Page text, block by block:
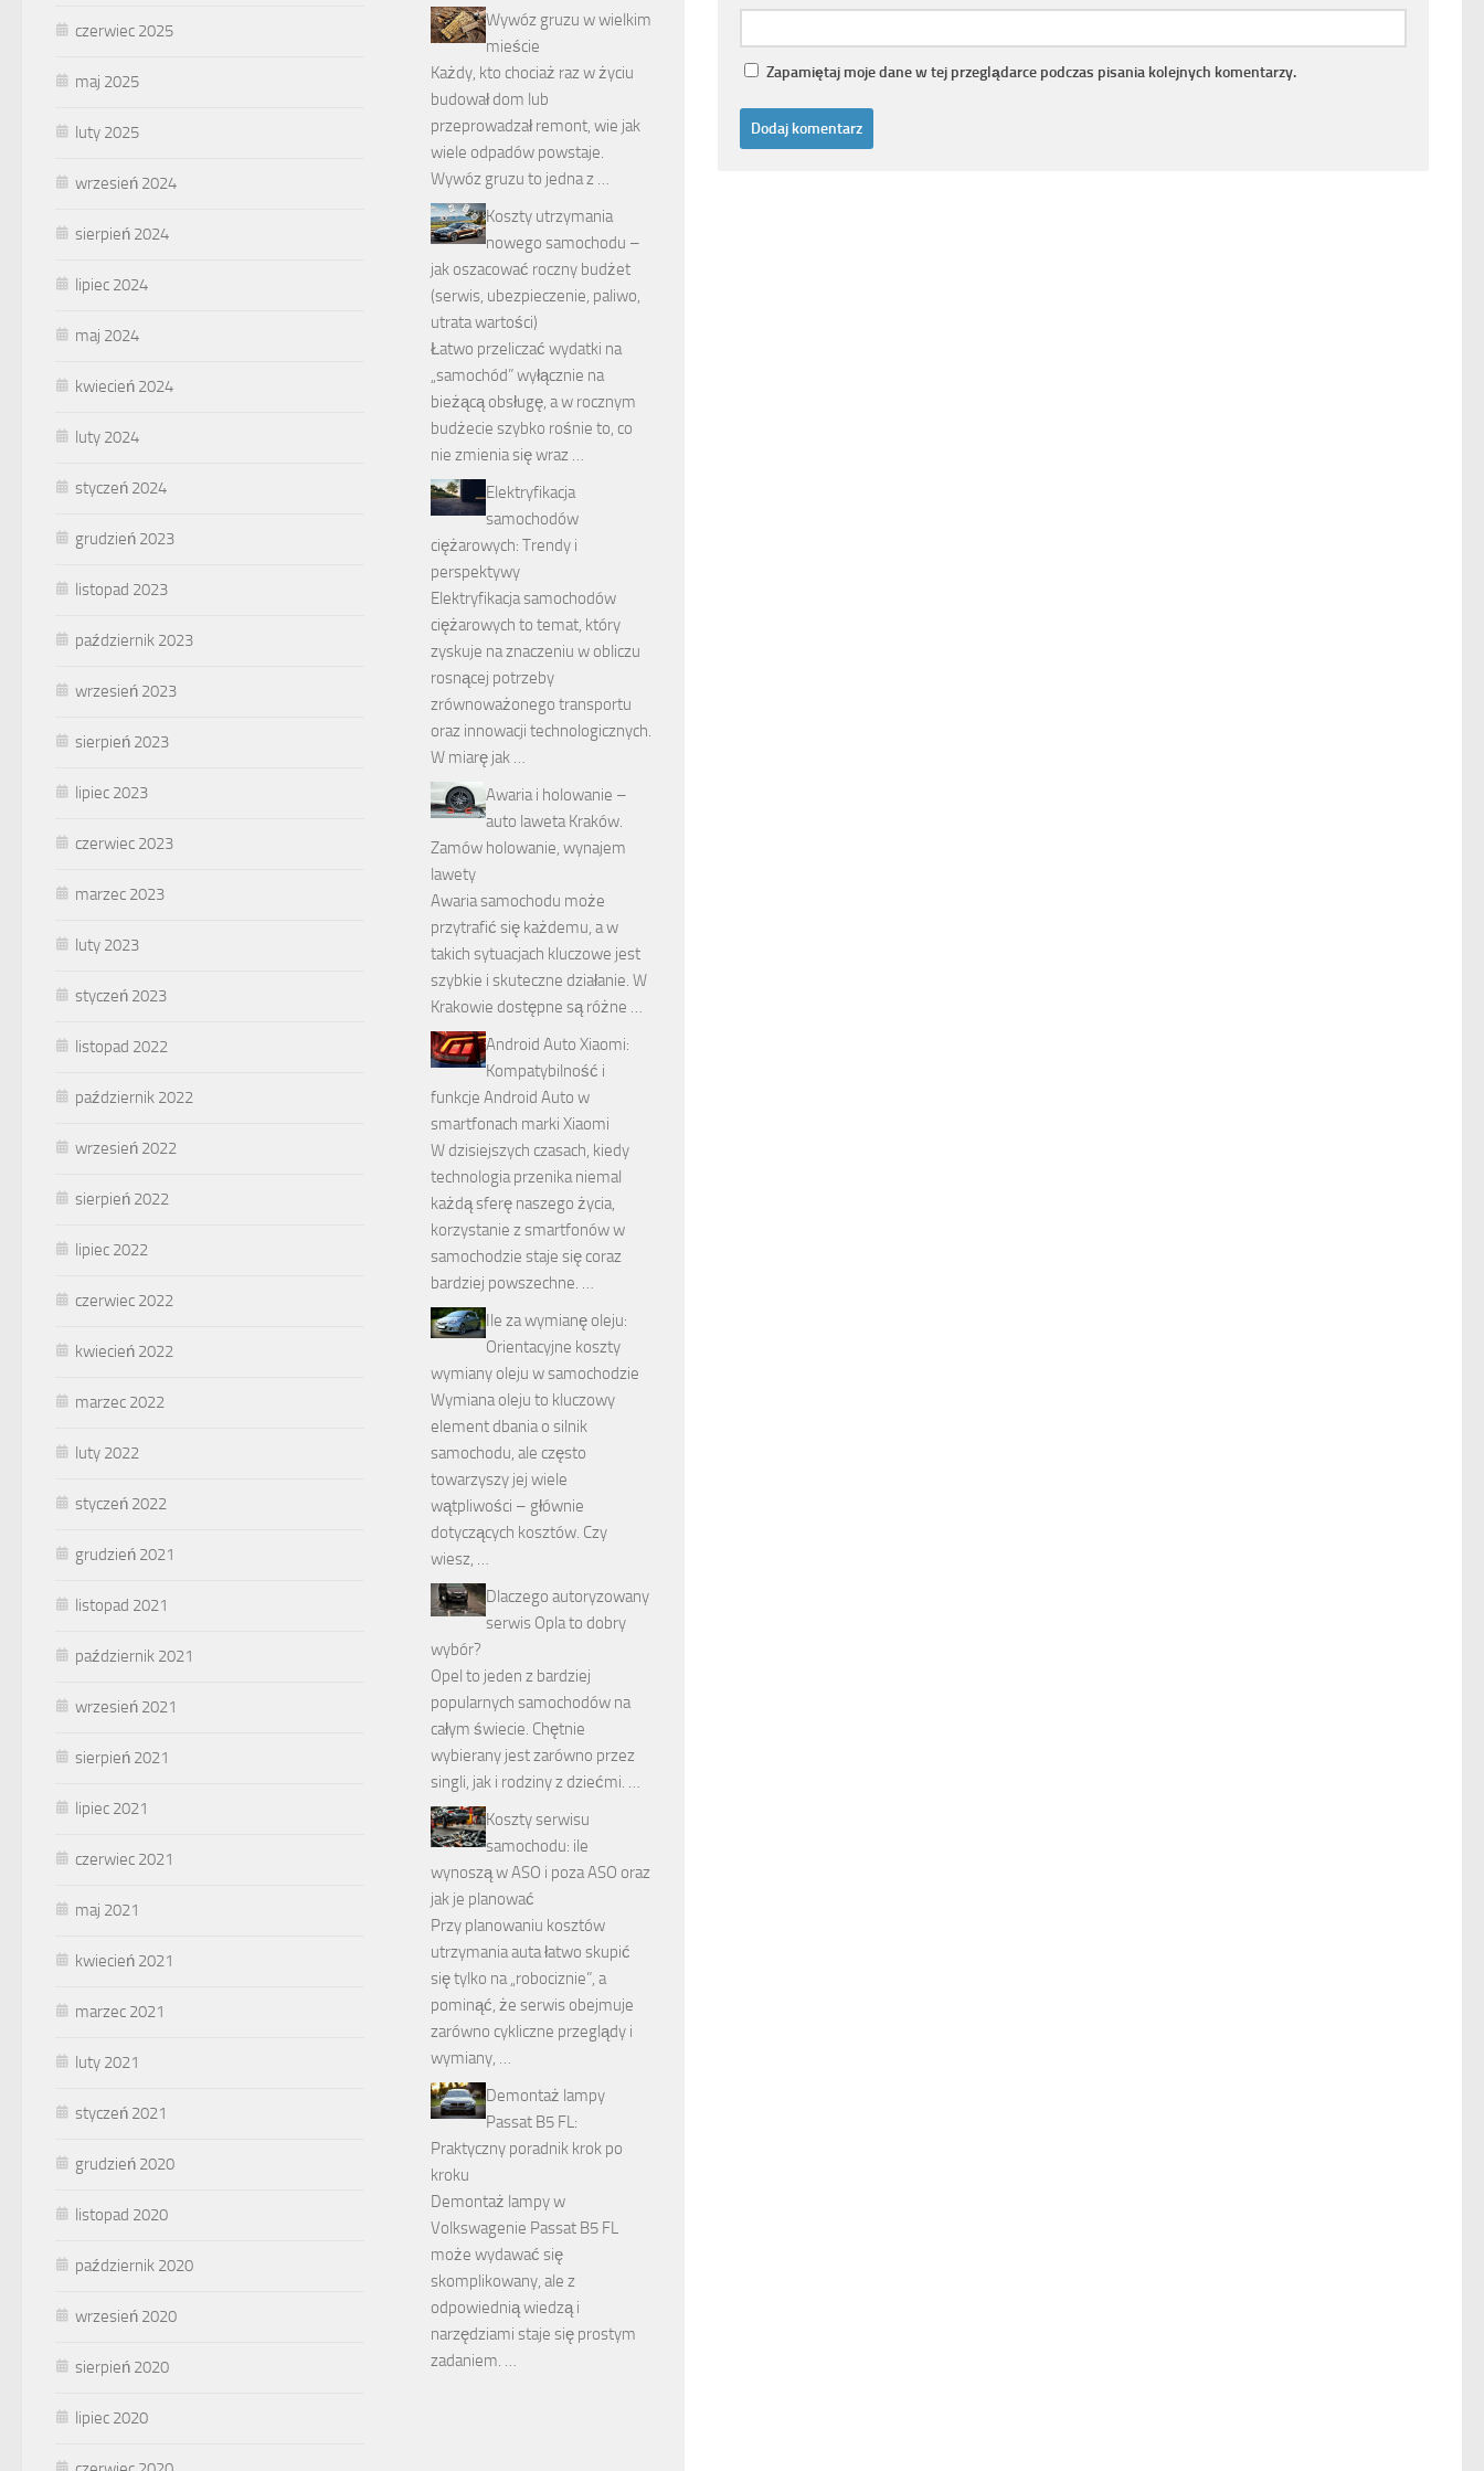
Zapamiętaj moje dane w tej przeglądarce podczas pisania kolejnych komentarzy.
czerwiec 2025
maj 2025
luty 2025
wrzesień 2024
sierpień 2024
lipiec 2024
maj 2024
kwiecień 2024
luty 2024
styczeń 2024
grudzień 2023
listopad 2023
październik 2023
wrzesień 2023
sierpień 2023
lipiec 2023
czerwiec 2023
marzec 2023
luty 2023
styczeń 2023
listopad 2022
październik 2022
wrzesień 2022
sierpień 2022
lipiec 2022
czerwiec 2022
kwiecień 2022
marzec 2022
luty 2022
styczeń 2022
grudzień 2021
listopad 2021
październik 2021
wrzesień 2021
sierpień 2021
lipiec 2021
czerwiec 2021
maj 2021
kwiecień 2021
marzec 2021
luty 2021
styczeń 2021
grudzień 2020
listopad 2020
październik 2020
wrzesień 2020
sierpień 2020
lipiec 2020
Wywóz gruzu w wielkim
mieście
Każdy, kto chociaż raz w życiu
budował dom lub
przeprowadzał remont, wie jak
wiele odpadów powstaje.
Wywóz gruzu to jedna z …
Koszty utrzymania
nowego samochodu –
jak oszacować roczny budżet
(serwis, ubezpieczenie, paliwo,
utrata wartości)
Łatwo przeliczać wydatki na
„samochód” wyłącznie na
bieżącą obsługę, a w rocznym
budżecie szybko rośnie to, co
nie zmienia się wraz …
Elektryfikacja
samochodów
ciężarowych: Trendy i
perspektywy
Elektryfikacja samochodów
ciężarowych to temat, który
zyskuje na znaczeniu w obliczu
rosnącej potrzeby
zrównoważonego transportu
oraz innowacji technologicznych.
W miarę jak …
Awaria i holowanie –
auto laweta Kraków.
Zamów holowanie, wynajem
lawety
Awaria samochodu może
przytrafić się każdemu, a w
takich sytuacjach kluczowe jest
szybkie i skuteczne działanie. W
Krakowie dostępne są różne …
Android Auto Xiaomi:
Kompatybilność i
funkcje Android Auto w
smartfonach marki Xiaomi
W dzisiejszych czasach, kiedy
technologia przenika niemal
każdą sferę naszego życia,
korzystanie z smartfonów w
samochodzie staje się coraz
bardziej powszechne. …
Ile za wymianę oleju:
Orientacyjne koszty
wymiany oleju w samochodzie
Wymiana oleju to kluczowy
element dbania o silnik
samochodu, ale często
towarzyszy jej wiele
wątpliwości – głównie
dotyczących kosztów. Czy
wiesz, …
Dlaczego autoryzowany
serwis Opla to dobry
wybór?
Opel to jeden z bardziej
popularnych samochodów na
całym świecie. Chętnie
wybierany jest zarówno przez
singli, jak i rodziny z dziećmi. …
Koszty serwisu
samochodu: ile
wynoszą w ASO i poza ASO oraz
jak je planować
Przy planowaniu kosztów
utrzymania auta łatwo skupić
się tylko na „robociznie”, a
pominąć, że serwis obejmuje
zarówno cykliczne przeglądy i
wymiany, …
Demontaż lampy
Passat B5 FL:
Praktyczny poradnik krok po
kroku
Demontaż lampy w
Volkswagenie Passat B5 FL
może wydawać się
skomplikowany, ale z
odpowiednią wiedzą i
narzędziami staje się prostym
zadaniem. …